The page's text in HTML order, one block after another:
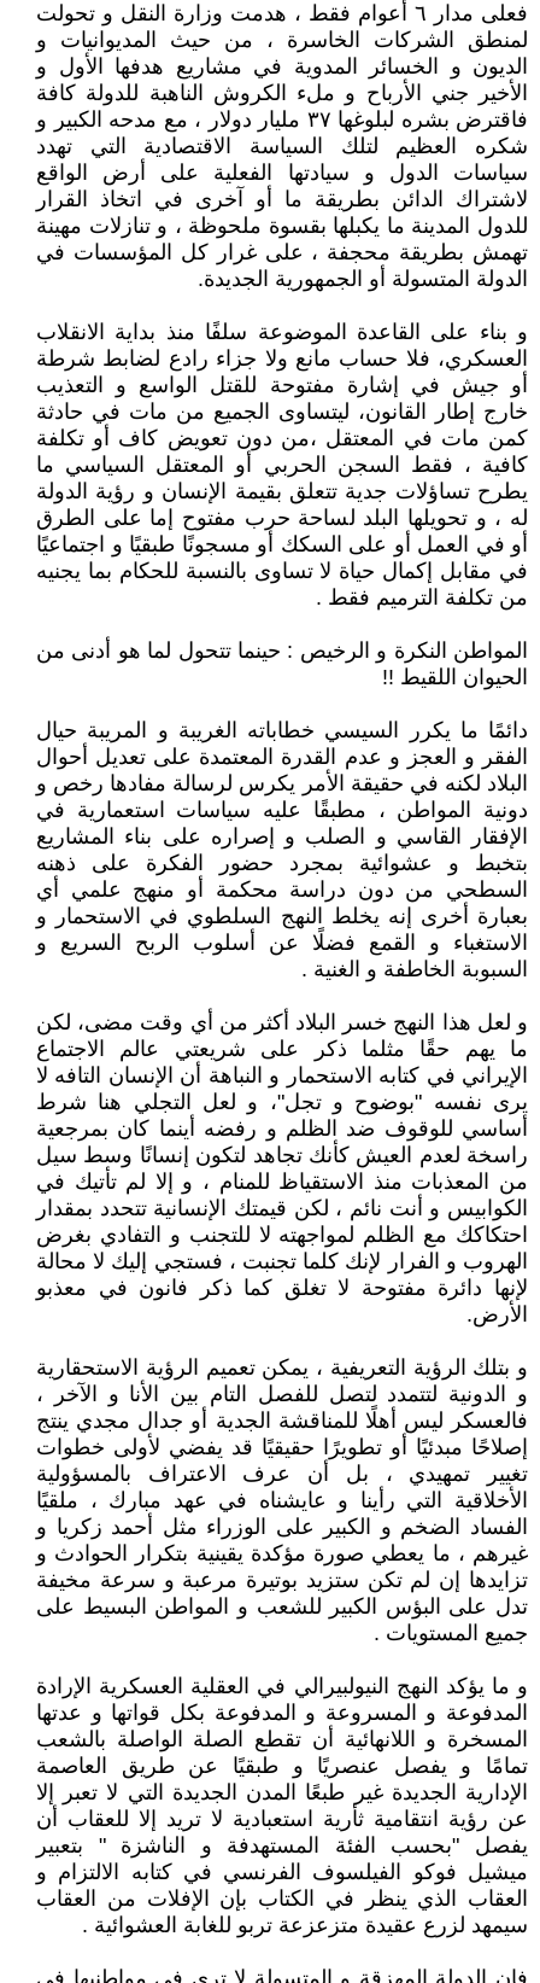
فعلى مدار ٦ أعوام فقط ، هدمت وزارة النقل و تحولت
لمنطق الشركات الخاسرة ، من حيث المديوانيات و
الديون و الخسائر المدوية في مشاريع هدفها الأول و
الأخير جني الأرباح و ملء الكروش الناهبة للدولة كافة
فاقترض بشره لبلوغها ٣٧ مليار دولار ، مع مدحه الكبير و
شكره العظيم لتلك السياسة الاقتصادية التي تهدد
سياسات الدول و سيادتها الفعلية على أرض الواقع
لاشتراك الدائن بطريقة ما أو آخرى في اتخاذ القرار
للدول المدينة ما يكبلها بقسوة ملحوظة ، و تنازلات مهينة
تهمش بطريقة محجفة ، على غرار كل المؤسسات في
الدولة المتسولة أو الجمهورية الجديدة.
و بناء على القاعدة الموضوعة سلفًا منذ بداية الانقلاب
العسكري، فلا حساب مانع ولا جزاء رادع لضابط شرطة
أو جيش في إشارة مفتوحة للقتل الواسع و التعذيب
خارج إطار القانون، ليتساوى الجميع من مات في حادثة
كمن مات في المعتقل ،من دون تعويض كاف أو تكلفة
كافية ، فقط السجن الحربي أو المعتقل السياسي ما
يطرح تساؤلات جدية تتعلق بقيمة الإنسان و رؤية الدولة
له ، و تحويلها البلد لساحة حرب مفتوح إما على الطرق
أو في العمل أو على السكك أو مسجونًا طبقيًا و اجتماعيًا
في مقابل إكمال حياة لا تساوى بالنسبة للحكام بما يجنيه
من تكلفة الترميم فقط .
المواطن النكرة و الرخيص : حينما تتحول لما هو أدنى من
الحيوان اللقيط !!
دائمًا ما يكرر السيسي خطاباته الغريبة و المريبة حيال
الفقر و العجز و عدم القدرة المعتمدة على تعديل أحوال
البلاد لكنه في حقيقة الأمر يكرس لرسالة مفادها رخص و
دونية المواطن ، مطبقًا عليه سياسات استعمارية في
الإفقار القاسي و الصلب و إصراره على بناء المشاريع
بتخبط و عشوائية بمجرد حضور الفكرة على ذهنه
السطحي من دون دراسة محكمة أو منهج علمي أي
بعبارة أخرى إنه يخلط النهج السلطوي في الاستحمار و
الاستغباء و القمع فضلًا عن أسلوب الربح السريع و
السبوبة الخاطفة و الغنية .
و لعل هذا النهج خسر البلاد أكثر من أي وقت مضى، لكن
ما يهم حقًا مثلما ذكر على شريعتي عالم الاجتماع
الإيراني في كتابه الاستحمار و النباهة أن الإنسان التافه لا
يرى نفسه "بوضوح و تجل"، و لعل التجلي هنا شرط
أساسي للوقوف ضد الظلم و رفضه أينما كان بمرجعية
راسخة لعدم العيش كأنك تجاهد لتكون إنسانًا وسط سيل
من المعذبات منذ الاستقياظ للمنام ، و إلا لم تأتيك في
الكوابيس و أنت نائم ، لكن قيمتك الإنسانية تتحدد بمقدار
احتكاكك مع الظلم لمواجهته لا للتجنب و التفادي بغرض
الهروب و الفرار لإنك كلما تجنبت ، فستجي إليك لا محالة
لإنها دائرة مفتوحة لا تغلق كما ذكر فانون في معذبو
الأرض.
و بتلك الرؤية التعريفية ، يمكن تعميم الرؤية الاستحقارية
و الدونية لتتمدد لتصل للفصل التام بين الأنا و الآخر ،
فالعسكر ليس أهلًا للمناقشة الجدية أو جدال مجدي ينتج
إصلاحًا مبدئيًا أو تطويرًا حقيقيًا قد يفضي لأولى خطوات
تغيير تمهيدي ، بل أن عرف الاعتراف بالمسؤولية
الأخلاقية التي رأينا و عايشناه في عهد مبارك ، ملقيًا
الفساد الضخم و الكبير على الوزراء مثل أحمد زكريا و
غيرهم ، ما يعطي صورة مؤكدة يقينية بتكرار الحوادث و
تزايدها إن لم تكن ستزيد بوتيرة مرعبة و سرعة مخيفة
تدل على البؤس الكبير للشعب و المواطن البسيط على
جميع المستويات .
و ما يؤكد النهج النيولبيرالي في العقلية العسكرية الإرادة
المدفوعة و المسروعة و المدفوعة بكل قواتها و عدتها
المسخرة و اللانهائية أن تقطع الصلة الواصلة بالشعب
تمامًا و يفصل عنصريًا و طبقيًا عن طريق العاصمة
الإدارية الجديدة غير طبعًا المدن الجديدة التي لا تعبر إلا
عن رؤية انتقامية ثأرية استعبادية لا تريد إلا للعقاب أن
يفصل "بحسب الفئة المستهدفة و الناشزة " بتعبير
ميشيل فوكو الفيلسوف الفرنسي في كتابه الالتزام و
العقاب الذي ينظر في الكتاب بإن الإفلات من العقاب
سيمهد لزرع عقيدة متزعزعة تربو للغابة العشوائية .